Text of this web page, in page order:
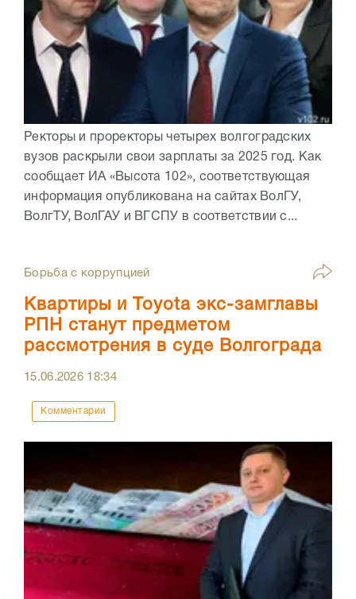
Ректоры и проректоры четырех волгоградских
вузов раскрыли свои зарплаты за 2025 год. Как
сообщает ИА «Высота 102», соответствующая
информация опубликована на сайтах ВолГУ,
ВолгТУ, ВолГАУ и ВГСПУ в соответствии с...
Борьба с коррупцией
Квартиры и Toyota экс-замглавы
РПН станут предметом
рассмотрения в суде Волгограда
15.06.2026 18:34
Комментарии